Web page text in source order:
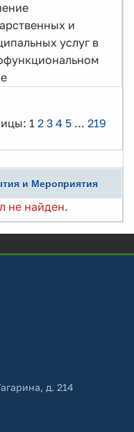
и
услуг в
1 2 3 4 5 ... 219
и Мероприятия
не найден.
д. 214